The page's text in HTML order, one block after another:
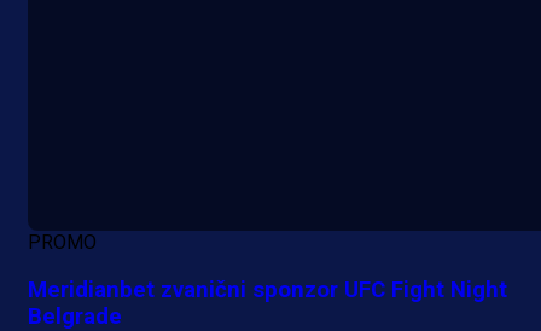
PROMO
Meridianbet zvanični sponzor UFC Fight Night
Belgrade